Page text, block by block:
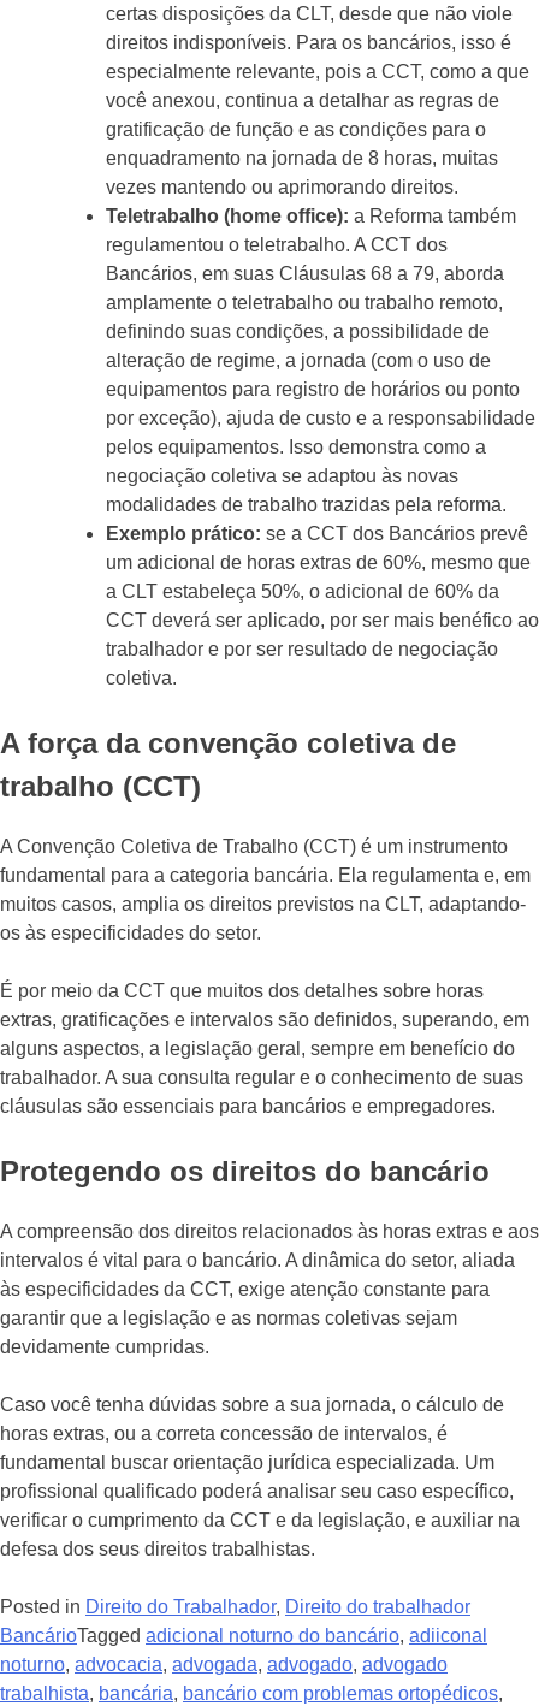
certas disposições da CLT, desde que não viole
direitos indisponíveis. Para os bancários, isso é
especialmente relevante, pois a CCT, como a que
você anexou, continua a detalhar as regras de
gratificação de função e as condições para o
enquadramento na jornada de 8 horas, muitas
vezes mantendo ou aprimorando direitos.
Teletrabalho (home office): a Reforma também
regulamentou o teletrabalho. A CCT dos
Bancários, em suas Cláusulas 68 a 79, aborda
amplamente o teletrabalho ou trabalho remoto,
definindo suas condições, a possibilidade de
alteração de regime, a jornada (com o uso de
equipamentos para registro de horários ou ponto
por exceção), ajuda de custo e a responsabilidade
pelos equipamentos. Isso demonstra como a
negociação coletiva se adaptou às novas
modalidades de trabalho trazidas pela reforma.
Exemplo prático: se a CCT dos Bancários prevê
um adicional de horas extras de 60%, mesmo que
a CLT estabeleça 50%, o adicional de 60% da
CCT deverá ser aplicado, por ser mais benéfico ao
trabalhador e por ser resultado de negociação
coletiva.
A força da convenção coletiva de
trabalho (CCT)
A Convenção Coletiva de Trabalho (CCT) é um instrumento
fundamental para a categoria bancária. Ela regulamenta e, em
muitos casos, amplia os direitos previstos na CLT, adaptando-
os às especificidades do setor.
É por meio da CCT que muitos dos detalhes sobre horas
extras, gratificações e intervalos são definidos, superando, em
alguns aspectos, a legislação geral, sempre em benefício do
trabalhador. A sua consulta regular e o conhecimento de suas
cláusulas são essenciais para bancários e empregadores.
Protegendo os direitos do bancário
A compreensão dos direitos relacionados às horas extras e aos
intervalos é vital para o bancário. A dinâmica do setor, aliada
às especificidades da CCT, exige atenção constante para
garantir que a legislação e as normas coletivas sejam
devidamente cumpridas.
Caso você tenha dúvidas sobre a sua jornada, o cálculo de
horas extras, ou a correta concessão de intervalos, é
fundamental buscar orientação jurídica especializada. Um
profissional qualificado poderá analisar seu caso específico,
verificar o cumprimento da CCT e da legislação, e auxiliar na
defesa dos seus direitos trabalhistas.
Posted in Direito do Trabalhador, Direito do trabalhador
BancárioTagged adicional noturno do bancário, adiiconal
noturno, advocacia, advogada, advogado, advogado
trabalhista, bancária, bancário com problemas ortopédicos,